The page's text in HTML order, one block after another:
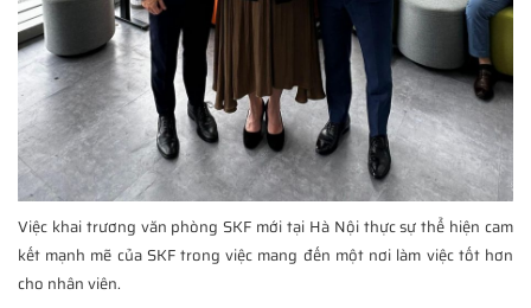
Việc khai trương văn phòng SKF mới tại Hà Nội thực sự thể hiện cam
kết mạnh mẽ của SKF trong việc mang đến một nơi làm việc tốt hơn
cho nhân viên.